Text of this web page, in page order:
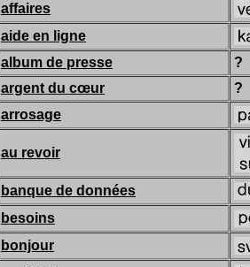
affaires
aide en ligne
album de presse
?
argent du cœur
?
arrosage
au revoir
banque de données
besoins
bonjour